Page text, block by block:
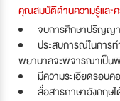
อย่างครบวงจร (RSU
เมดิคอลเซ็นเตอร์ (RSU
เอส ยู (RSU Eye Center
(RSU Dental Center) อา
Estetica)
คุณสมบัติด้านความรู้และ
จบการศึกษาปริญญา
ประสบการณ์ในการ
พยาบาลจะพิจารณาเป็น
มีความระเอียดรอบ
สื่อสารภาษาอังกฤษ